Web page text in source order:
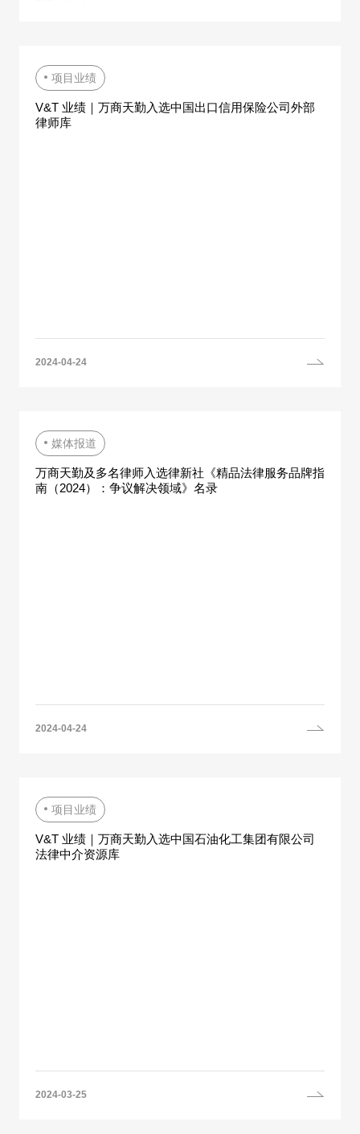
项目业绩
V&T 业绩｜万商天勤入选中国出口信用保险公司外部
律师库
2024-04-24
媒体报道
万商天勤及多名律师入选律新社《精品法律服务品牌指
南（2024）：争议解决领域》名录
2024-04-24
项目业绩
V&T 业绩｜万商天勤入选中国石油化工集团有限公司
法律中介资源库
2024-03-25